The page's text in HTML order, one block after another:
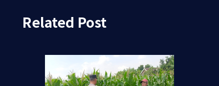
Related Post